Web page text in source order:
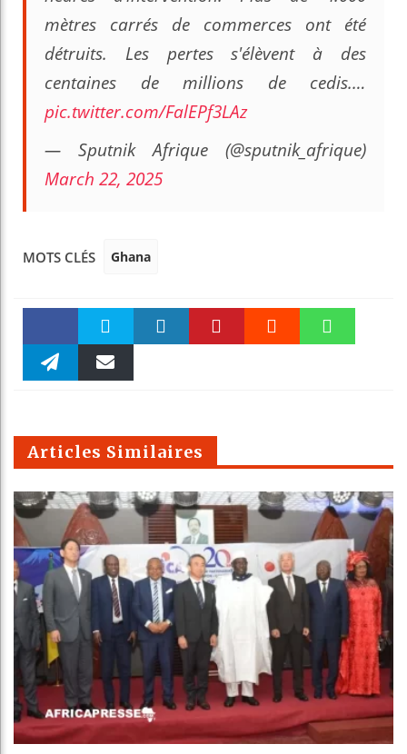
mètres carrés de commerces ont été
détruits. Les pertes s'élèvent à des
centaines de millions de cedis.…
pic.twitter.com/FalEPf3LAz
— Sputnik Afrique (@sputnik_afrique)
March 22, 2025
MOTS CLÉS Ghana
Faceboo Twitter
m
Articles Similaires